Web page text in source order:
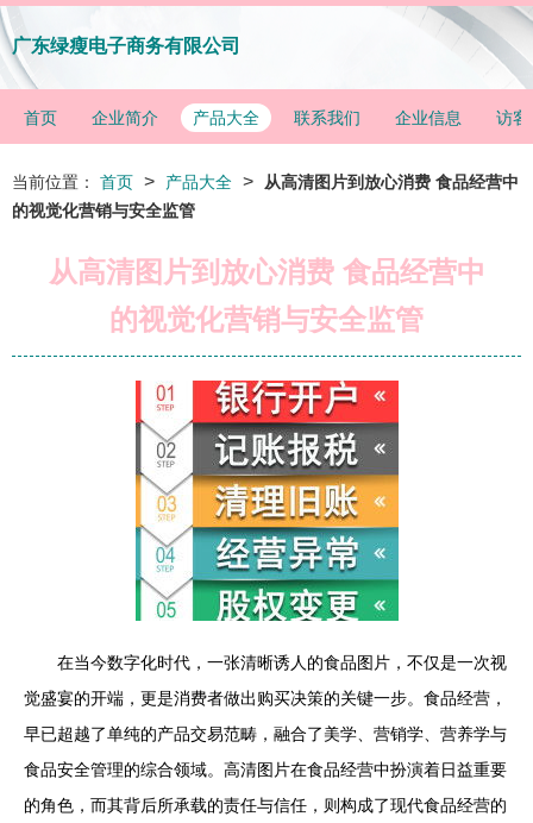
广东绿瘦电子商务有限公司
首页 企业简介 产品大全 联系我们 企业信息 访客
当前位置： 首页 > 产品大全 >
从高清图片到放心消费 食品经营中
的视觉化营销与安全监管
从高清图片到放心消费 食品经营中
的视觉化营销与安全监管
在当今数字化时代，一张清晰诱人的食品图片，不仅是一次视
觉盛宴的开端，更是消费者做出购买决策的关键一步。食品经营，
早已超越了单纯的产品交易范畴，融合了美学、营销学、营养学与
食品安全管理的综合领域。高清图片在食品经营中扮演着日益重要
的角色，而其背后所承载的责任与信任，则构成了现代食品经营的